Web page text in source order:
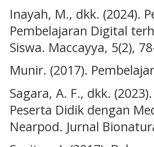
Inayah, M., dkk. (2024).
Pembelajaran Digital
Siswa. Maccayya, 5(2),
Munir. (2017).
Sagara, A. F., dkk.
Peserta Didik dengan
Nearpod. Jurnal